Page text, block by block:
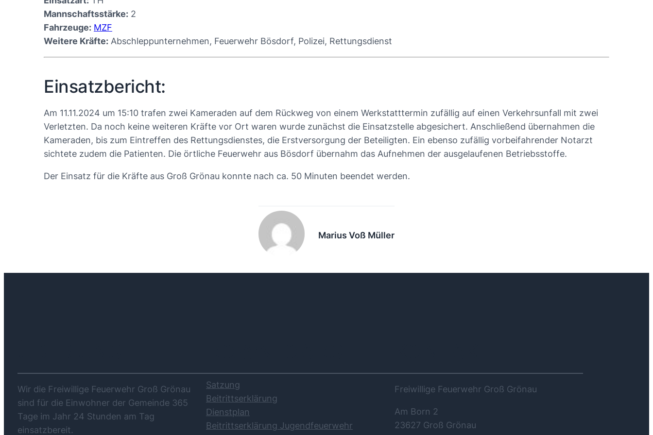
Mannschaftsstärke: 2
Fahrzeuge: MZF
Weitere Kräfte: Abschleppunternehmen, Feuerwehr Bösdorf, Polizei, Rettungsdienst
Einsatzbericht:
Am 11.11.2024 um 15:10 trafen zwei Kameraden auf dem Rückweg von einem Werkstatttermin zufällig auf einen Verkehrsunfall mit zwei
Verletzten. Da noch keine weiteren Kräfte vor Ort waren wurde zunächst die Einsatzstelle abgesichert. Anschließend übernahmen die
Kameraden, bis zum Eintreffen des Rettungsdienstes, die Erstversorgung der Beteiligten. Ein ebenso zufällig vorbeifahrender Notarzt
sichtete zudem die Patienten. Die örtliche Feuerwehr aus Bösdorf übernahm das Aufnehmen der ausgelaufenen Betriebsstoffe.
Der Einsatz für die Kräfte aus Groß Grönau konnte nach ca. 50 Minuten beendet werden.
Marius Voß Müller
Wir die Freiwillige Feuerwehr Groß Grönau
sind für die Einwohner der Gemeinde 365
Tage im Jahr 24 Stunden am Tag
einsatzbereit.
Satzung
Beitrittserklärung
Dienstplan
Beitrittserklärung Jugendfeuerwehr
Freiwillige Feuerwehr Groß Grönau
Am Born 2
23627 Groß Grönau